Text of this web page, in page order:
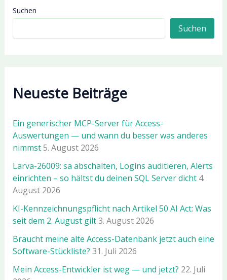
Suchen
Suchen
Neueste Beiträge
Ein generischer MCP-Server für Access-
Auswertungen — und wann du besser was anderes
nimmst5. August 2026
Larva-26009: sa abschalten, Logins auditieren, Alerts
einrichten – so hältst du deinen SQL Server dicht 4.
August 2026
KI-Kennzeichnungspflicht nach Artikel 50 AI Act: Was
seit dem 2. August gilt3. August 2026
Braucht meine alte Access-Datenbank jetzt auch eine
Software-Stückliste? 31. Juli 2026
Mein Access-Entwickler ist weg — und jetzt? 22. Juli